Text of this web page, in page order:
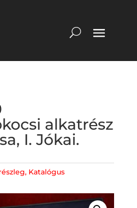
alkatrész
I. Jókai.
, Katalógus